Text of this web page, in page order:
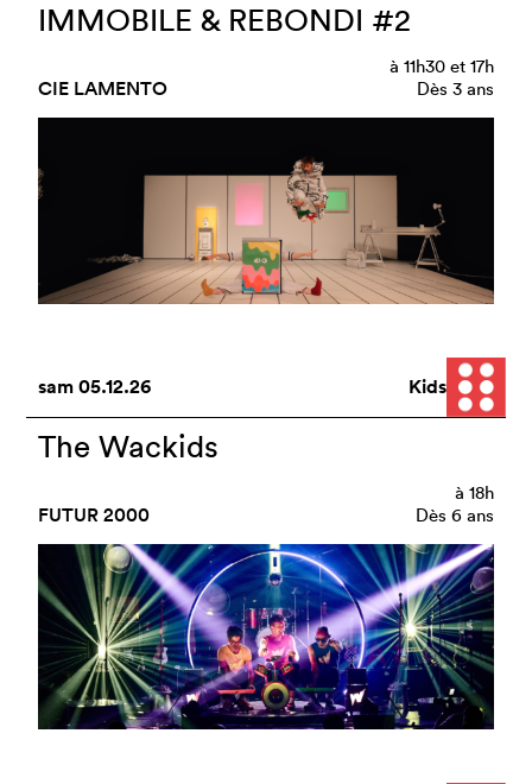
IMMOBILE & REBONDI #2
CIE LAMENTO
à 11h30et 17h
Dès 3 ans
sam05.12.26 Kids
The Wackids
FUTUR 2000
à 18h
Dès 6 ans